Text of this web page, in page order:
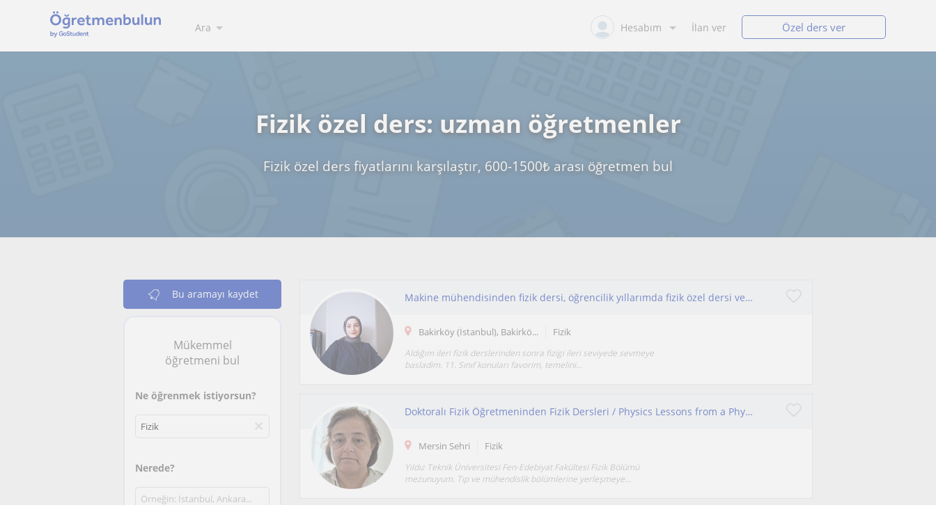
Ara Hesabım İlan ver Özel ders ver
Fizik özel ders: uzman öğretmenler
Fizik özel ders fiyatlarını karşılaştır, 600-1500₺ arası öğretmen bul
Bu aramayı kaydet
Mükemmel
öğretmeni bul
Ne öğrenmek istiyorsun?
Nerede?
Makine mühendisinden fizik dersi, öğrencilik yıllarımda fizik özel dersi vermeye başladım severek ve sevdirerek devam ediyorum.
Bakirköy (İstanbul), Bakirkö... Fizik
Aldığım ileri fizik derslerinden sonra fizigi ileri seviyede sevmeye
basladim. 11. Sınıf konuları favorim, temelini...
Doktoralı Fizik Öğretmeninden Fizik Dersleri / Physics Lessons from a Physics Teacher with a PhD
Mersin Sehri Fizik
Yıldız Teknik Üniversitesi Fen-Edebiyat Fakültesi Fizik Bölümü
mezunuyum. Tıp ve mühendislik bölümlerine yerleşmeye...